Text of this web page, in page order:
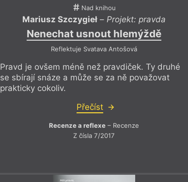
Nad knihou
Mariusz Szczygieł– Projekt: pravda
Nenechat usnout hlemýždě
Reflektuje Svatava Antošová
Pravd je ovšem méně než pravdiček. Ty druhé
se sbírají snáze a může se za ně považovat
prakticky cokoliv.
Přečíst
Recenze a reflexe– Recenze
Z čísla 7/2017